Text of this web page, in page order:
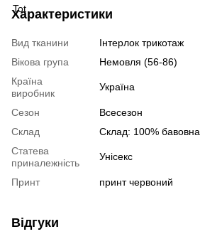
Характеристики
Вид тканини
Інтерлок трикотаж
Вікова група
Немовля (56-86)
Країна
виробник
Україна
Сезон
Всесезон
Склад
Склад: 100% бавовна
Статева
приналежність
Унісекс
Принт принт червоний
Відгуки